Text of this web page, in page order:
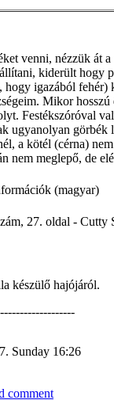
venni, nézzük át
kiderült hogy
igazából fehér)
Mikor
Festékszóróval
ugyanolyan görbék
a kötél (cérna)
nem meglepő, de
(magyar)
27. oldal - Cutty
készülő hajójáról.
Sunday 16:26